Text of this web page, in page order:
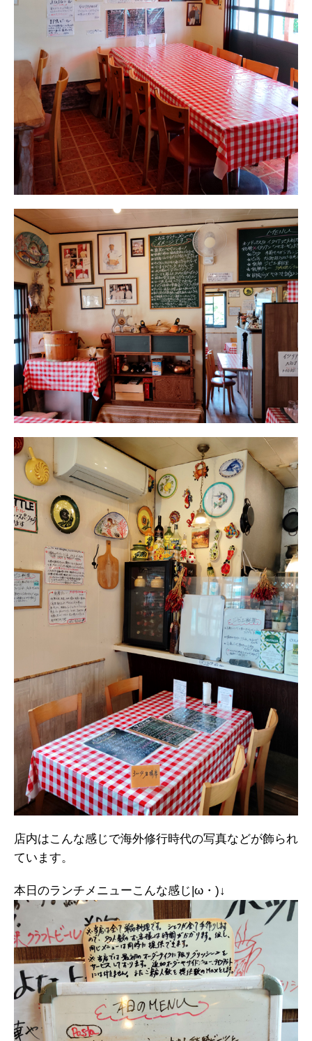
店内はこんな感じで海外修行時代の写真などが飾られ
ています。
本日のランチメニューこんな感じ|ω・)↓